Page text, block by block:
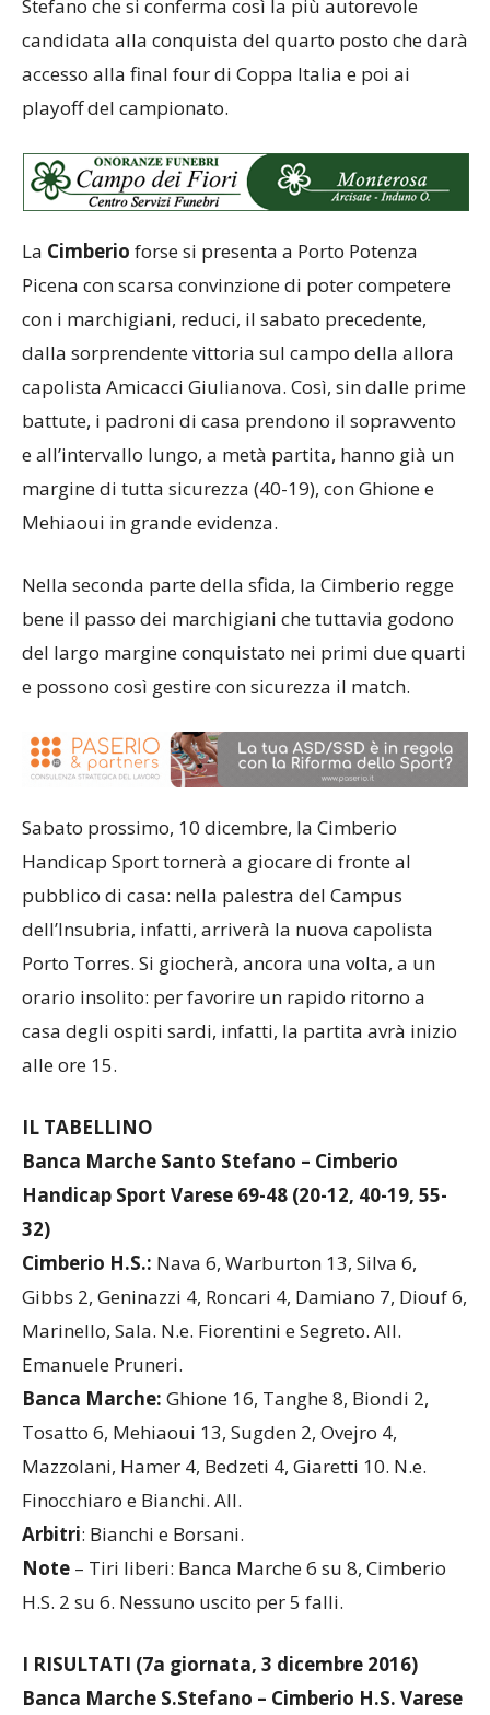
Stefano che si conferma così la più autorevole
candidata alla conquista del quarto posto che darà
accesso alla final four di Coppa Italia e poi ai
playoff del campionato.
La Cimberio forse si presenta a Porto Potenza
Picena con scarsa convinzione di poter competere
con i marchigiani, reduci, il sabato precedente,
dalla sorprendente vittoria sul campo della allora
capolista Amicacci Giulianova. Così, sin dalle prime
battute, i padroni di casa prendono il sopravvento
e all’intervallo lungo, a metà partita, hanno già un
margine di tutta sicurezza (40-19), con Ghione e
Mehiaoui in grande evidenza.
Nella seconda parte della sfida, la Cimberio regge
bene il passo dei marchigiani che tuttavia godono
del largo margine conquistato nei primi due quarti
e possono così gestire con sicurezza il match.
Sabato prossimo, 10 dicembre, la Cimberio
Handicap Sport tornerà a giocare di fronte al
pubblico di casa: nella palestra del Campus
dell’Insubria, infatti, arriverà la nuova capolista
Porto Torres. Si giocherà, ancora una volta, a un
orario insolito: per favorire un rapido ritorno a
casa degli ospiti sardi, infatti, la partita avrà inizio
alle ore 15.
IL TABELLINO
Banca Marche Santo Stefano – Cimberio
Handicap Sport Varese 69-48 (20-12, 40-19, 55-
32)
Cimberio H.S.: Nava 6, Warburton 13, Silva 6,
Gibbs 2, Geninazzi 4, Roncari 4, Damiano 7, Diouf 6,
Marinello, Sala. N.e. Fiorentini e Segreto. All.
Emanuele Pruneri.
Banca Marche: Ghione 16, Tanghe 8, Biondi 2,
Tosatto 6, Mehiaoui 13, Sugden 2, Ovejro 4,
Mazzolani, Hamer 4, Bedzeti 4, Giaretti 10. N.e.
Finocchiaro e Bianchi. All.
Arbitri: Bianchi e Borsani.
Note – Tiri liberi: Banca Marche 6 su 8, Cimberio
H.S. 2 su 6. Nessuno uscito per 5 falli.
I RISULTATI (7a giornata, 3 dicembre 2016)
Banca Marche S.Stefano – Cimberio H.S. Varese